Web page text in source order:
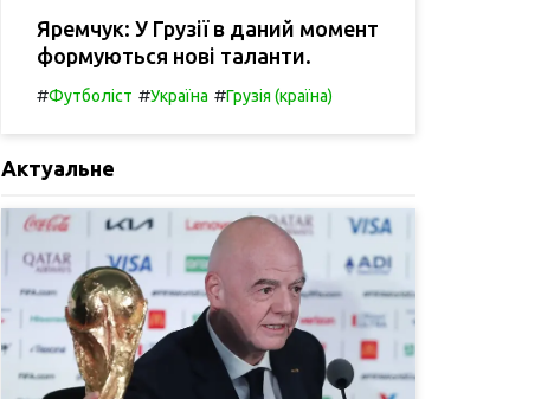
Яремчук: У Грузії в даний момент
формуються нові таланти.
#Футболіст #Україна #Грузія (країна)
Актуальне